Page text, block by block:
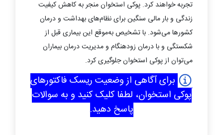
تجربه خواهند کرد. پوکی استخوان منجر به کاهش کیفیت
زندگی و بار مالی سنگین برای نظام‌های بهداشت و درمان
کشورها می‌شود. با تشخیص به‌موقع این بیماری قبل از
شکستگی و با درمان زودهنگام و مدیریت درمان بیماران
می‌توان از پوکی استخوان جلوگیری کرد.
برای آگاهی از وضعیت ریسک فاکتورهای
پوکی استخوان، لطفا کلیک کنید و به سوالات
پاسخ دهید.